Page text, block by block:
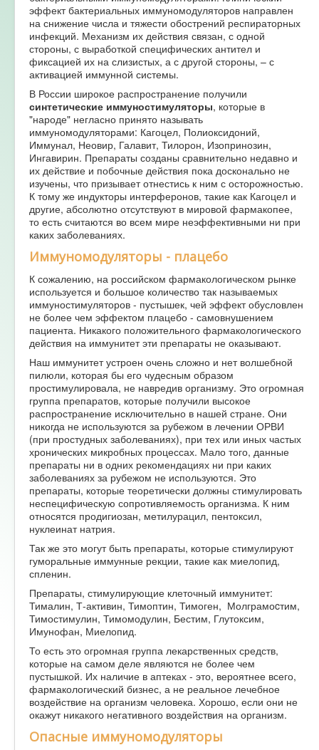
эффект бактериальных иммуномодуляторов направлен
на снижение числа и тяжести обострений респираторных
инфекций. Механизм их действия связан, с одной
стороны, с выработкой специфических антител и
фиксацией их на слизистых, а с другой стороны, – с
активацией иммунной системы.
В России широкое распространение получили
синтетические иммуностимуляторы, которые в
"народе" негласно принято называть
иммуномодуляторами: Кагоцел, Полиоксидоний,
Иммунал, Неовир, Галавит, Тилорон, Изопринозин,
Ингавирин. Препараты созданы сравнительно недавно и
их действие и побочные действия пока досконально не
изучены, что призывает отнестись к ним с осторожностью.
К тому же индукторы интерферонов, такие как Кагоцел и
другие, абсолютно отсутствуют в мировой фармакопее,
то есть считаются во всем мире неэффективными ни при
каких заболеваниях.
Иммуномодуляторы - плацебо
К сожалению, на российском фармакологическом рынке
используется и большое количество так называемых
иммуностимуляторов - пустышек, чей эффект обусловлен
не более чем эффектом плацебо - самовнушением
пациента. Никакого положительного фармакологического
действия на иммунитет эти препараты не оказывают.
Наш иммунитет устроен очень сложно и нет волшебной
пилюли, которая бы его чудесным образом
простимулировала, не навредив организму. Это огромная
группа препаратов, которые получили высокое
распространение исключительно в нашей стране. Они
никогда не используются за рубежом в лечении ОРВИ
(при простудных заболеваниях), при тех или иных частых
хронических микробных процессах. Мало того, данные
препараты ни в одних рекомендациях ни при каких
заболеваниях за рубежом не используются. Это
препараты, которые теоретически должны стимулировать
неспецифическую сопротивляемость организма. К ним
относятся продигиозан, метилурацил, пентоксил,
нуклеинат натрия.
Так же это могут быть препараты, которые стимулируют
гуморальные иммунные рекции, такие как миелопид,
спленин.
Препараты, стимулирующие клеточный иммунитет:
Тималин, Т-активин, Тимоптин, Тимоген, Молграмоcтим,
Тимостимулин, Тимомодулин, Бестим, Глутоксим,
Имунофан, Миелопид.
То есть это огромная группа лекарственных средств,
которые на самом деле являются не более чем
пустышкой. Их наличие в аптеках - это, вероятнее всего,
фармакологический бизнес, а не реальное лечебное
воздействие на организм человека. Хорошо, если они не
окажут никакого негативного воздействия на организм.
Опасные иммуномодуляторы